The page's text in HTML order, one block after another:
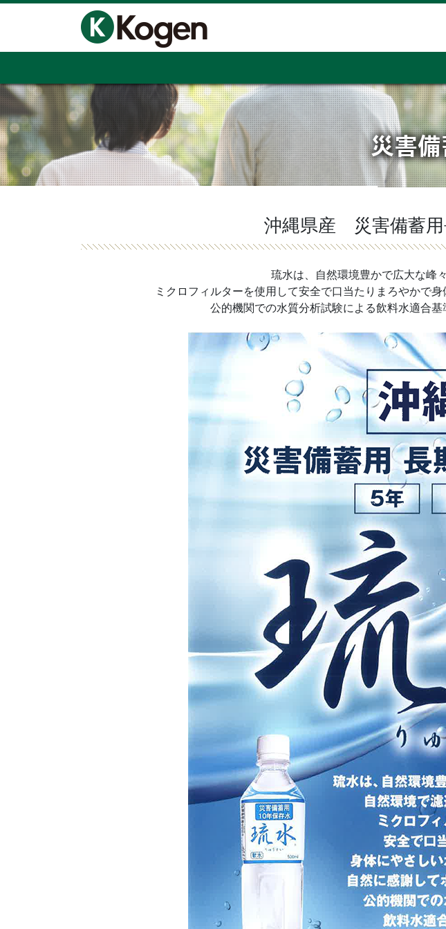
災害
沖縄県産 災害備蓄
琉水は、自然環境豊かで広大な峰
ミクロフィルターを使用して安全で口当たりまろやかで
公的機関での水質分析試験による飲料水適合